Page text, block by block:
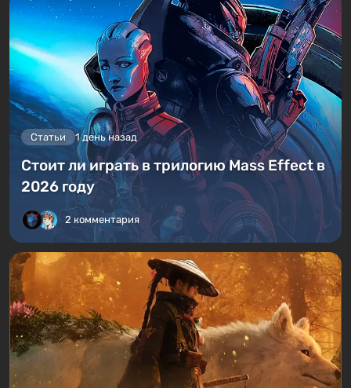
Статьи 1 день назад
Стоит ли играть в трилогию Mass Effect в
2026 году
2 комментария